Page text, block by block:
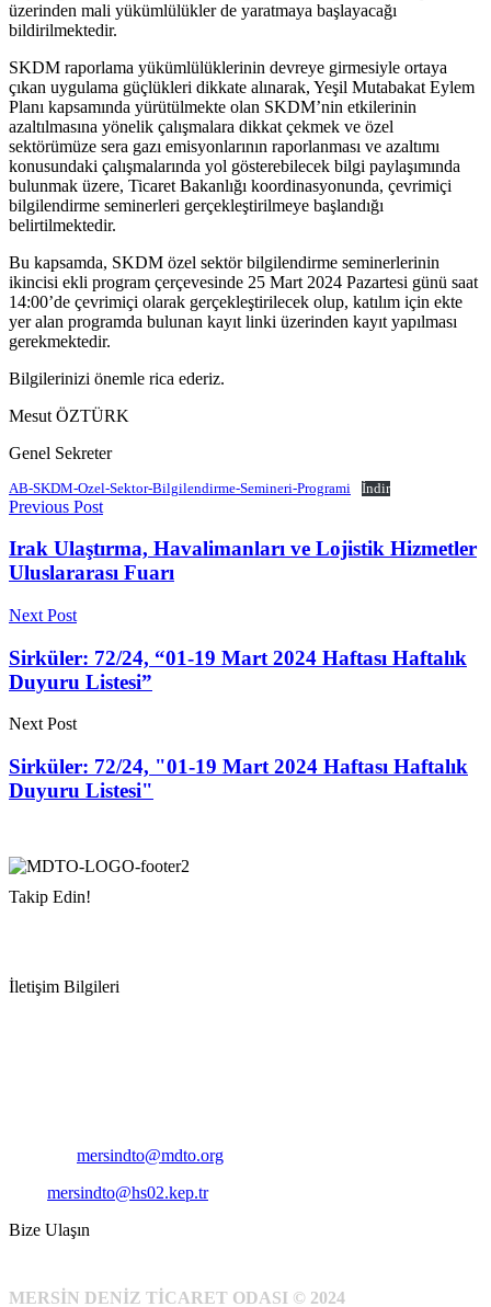
üzerinden mali yükümlülükler de yaratmaya başlayacağı
bildirilmektedir.
SKDM raporlama yükümlülüklerinin devreye girmesiyle ortaya
çıkan uygulama güçlükleri dikkate alınarak, Yeşil Mutabakat Eylem
Planı kapsamında yürütülmekte olan SKDM’nin etkilerinin
azaltılmasına yönelik çalışmalara dikkat çekmek ve özel
sektörümüze sera gazı emisyonlarının raporlanması ve azaltımı
konusundaki çalışmalarında yol gösterebilecek bilgi paylaşımında
bulunmak üzere, Ticaret Bakanlığı koordinasyonunda, çevrimiçi
bilgilendirme seminerleri gerçekleştirilmeye başlandığı
belirtilmektedir.
Bu kapsamda, SKDM özel sektör bilgilendirme seminerlerinin
ikincisi ekli program çerçevesinde 25 Mart 2024 Pazartesi günü saat
14:00’de çevrimiçi olarak gerçekleştirilecek olup, katılım için ekte
yer alan programda bulunan kayıt linki üzerinden kayıt yapılması
gerekmektedir.
Bilgilerinizi önemle rica ederiz.
Mesut ÖZTÜRK
Genel Sekreter
AB-SKDM-Ozel-Sektor-Bilgilendirme-Semineri-Programi İndir
Previous Post
Irak Ulaştırma, Havalimanları ve Lojistik Hizmetler
Uluslararası Fuarı
Next Post
Sirküler: 72/24, “01-19 Mart 2024 Haftası Haftalık
Duyuru Listesi”
Next Post
Sirküler: 72/24, "01-19 Mart 2024 Haftası Haftalık
Duyuru Listesi"
Takip Edin!
İletişim Bilgileri
mersindto@mdto.org
mersindto@hs02.kep.tr
Bize Ulaşın
MERSİN DENİZ TİCARET ODASI © 2024